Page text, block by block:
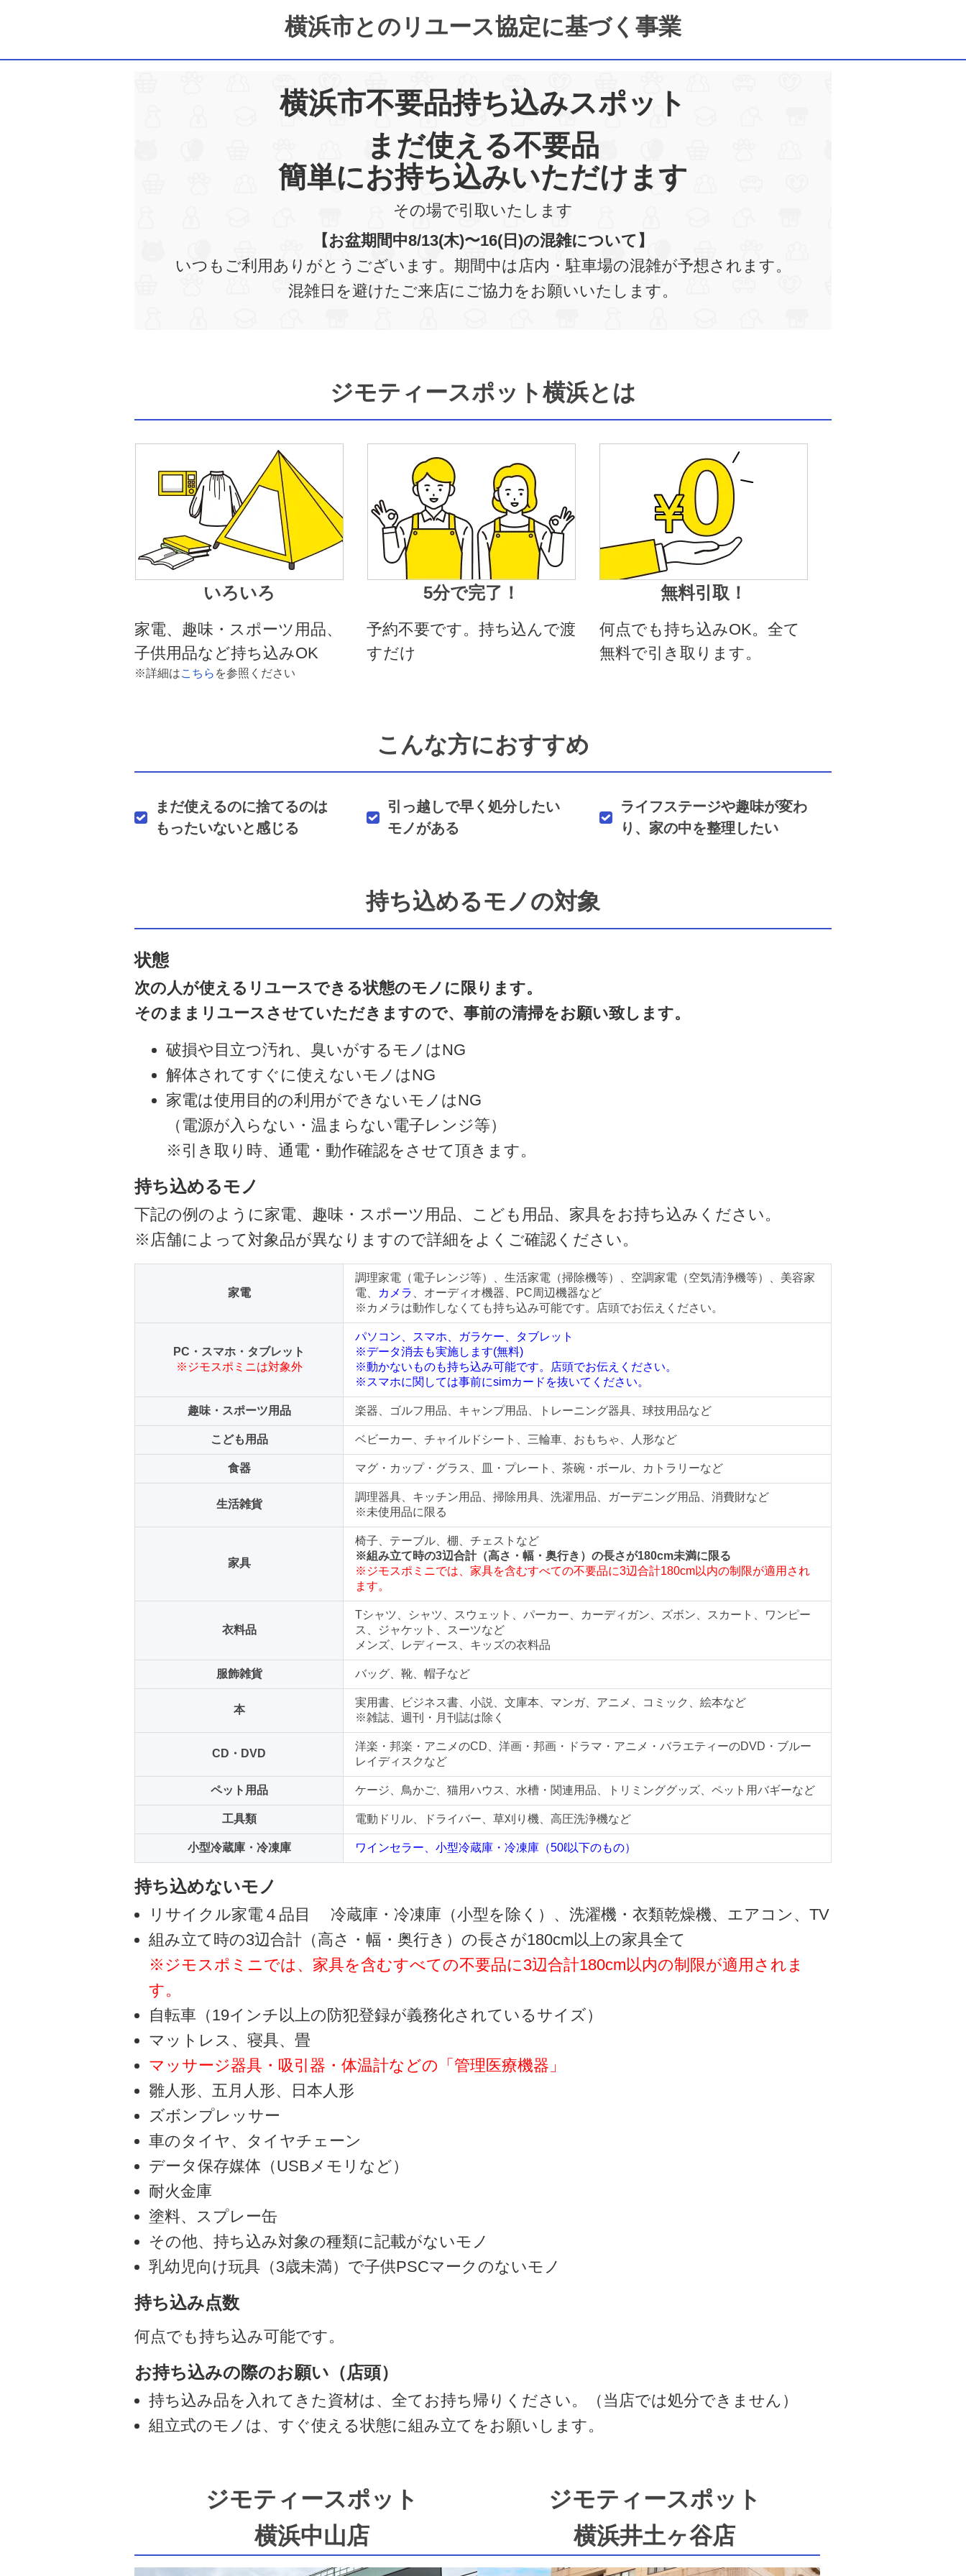
横浜市とのリユース協定に基づく事業
横浜市不要品持ち込みスポット
まだ使える不要品
簡単にお持ち込みいただけます
その場で引取いたします
【お盆期間中8/13(木)〜16(日)の混雑について】
いつもご利用ありがとうございます。期間中は店内・駐車場の混雑が予想されます。
混雑日を避けたご来店にご協力をお願いいたします。
ジモティースポット横浜とは
いろいろ
家電、趣味・スポーツ用品、
子供用品など持ち込みOK
※詳細はこちら を参照ください
5分で完了！
予約不要です。持ち込んで渡
すだけ
無料引取！
何点でも持ち込みOK。全て
無料で引き取ります。
こんな方におすすめ
まだ使えるのに捨てるのは
もったいないと感じる
引っ越しで早く処分したい
モノがある
ライフステージや趣味が変わ
り、家の中を整理したい
持ち込めるモノの対象
状態
次の人が使えるリユースできる状態のモノに限ります。
そのままリユースさせていただきますので、事前の清掃をお願い致します。
破損や目立つ汚れ、臭いがするモノはNG
解体されてすぐに使えないモノはNG
家電は使用目的の利用ができないモノはNG
（電源が入らない・温まらない電子レンジ等）
※引き取り時、通電・動作確認をさせて頂きます。
持ち込めるモノ
下記の例のように家電、趣味・スポーツ用品、こども用品、家具をお持ち込みください。
※店舗によって対象品が異なりますので詳細をよくご確認ください。
家電
調理家電（電子レンジ等）、生活家電（掃除機等）、空調家電（空気清浄機等）、美容家
電、
カメラ
、オーディオ機器、PC周辺機器など
※カメラは動作しなくても持ち込み可能です。店頭でお伝えください。
PC・スマホ・タブレット
※ジモスポミニは対象外
パソコン、スマホ、ガラケー、タブレット
※データ消去も実施します(無料)
※動かないものも持ち込み可能です。店頭でお伝えください。
※スマホに関しては事前にsimカードを抜いてください。
趣味・スポーツ用品 楽器、ゴルフ用品、キャンプ用品、トレーニング器具、球技用品など
こども用品 ベビーカー、チャイルドシート、三輪車、おもちゃ、人形など
食器 マグ・カップ・グラス、皿・プレート、茶碗・ボール、カトラリーなど
生活雑貨
調理器具、キッチン用品、掃除用具、洗濯用品、ガーデニング用品、消費財など
※未使用品に限る
家具
椅子、テーブル、棚、チェストなど
※組み立て時の3辺合計（高さ・幅・奥行き）の長さが180cm未満に限る
※ジモスポミニでは、家具を含むすべての不要品に3辺合計180cm以内の制限が適用され
ます。
衣料品
Tシャツ、シャツ、スウェット、パーカー、カーディガン、ズボン、スカート、ワンピー
ス、ジャケット、スーツなど
メンズ、レディース、キッズの衣料品
服飾雑貨 バッグ、靴、帽子など
本
実用書、ビジネス書、小説、文庫本、マンガ、アニメ、コミック、絵本など
※雑誌、週刊・月刊誌は除く
CD・DVD
洋楽・邦楽・アニメのCD、洋画・邦画・ドラマ・アニメ・バラエティーのDVD・ブルー
レイディスクなど
ペット用品 ケージ、鳥かご、猫用ハウス、水槽・関連用品、トリミンググッズ、ペット用バギーなど
工具類 電動ドリル、ドライバー、草刈り機、高圧洗浄機など
小型冷蔵庫・冷凍庫 ワインセラー、小型冷蔵庫・冷凍庫（50ℓ以下のもの）
持ち込めないモノ
リサイクル家電４品目 冷蔵庫・冷凍庫（小型を除く）、洗濯機・衣類乾燥機、エアコン、TV
組み立て時の3辺合計（高さ・幅・奥行き）の長さが180cm以上の家具全て
※ジモスポミニでは、家具を含むすべての不要品に3辺合計180cm以内の制限が適用されま
す。
自転車（19インチ以上の防犯登録が義務化されているサイズ）
マットレス、寝具、畳
マッサージ器具・吸引器・体温計などの「管理医療機器」
雛人形、五月人形、日本人形
ズボンプレッサー
車のタイヤ、タイヤチェーン
データ保存媒体（USBメモリなど）
耐火金庫
塗料、スプレー缶
その他、持ち込み対象の種類に記載がないモノ
乳幼児向け玩具（3歳未満）で子供PSCマークのないモノ
持ち込み点数
何点でも持ち込み可能です。
お持ち込みの際のお願い（店頭）
持ち込み品を入れてきた資材は、全てお持ち帰りください。（当店では処分できません）
組立式のモノは、すぐ使える状態に組み立てをお願いします。
ジモティースポット
横浜中山店
ジモティースポット
横浜井土ヶ谷店